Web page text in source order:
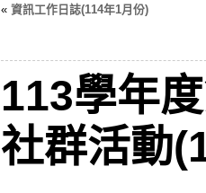
« 資訊工作日誌(114年1月份)
113學年
社群活動